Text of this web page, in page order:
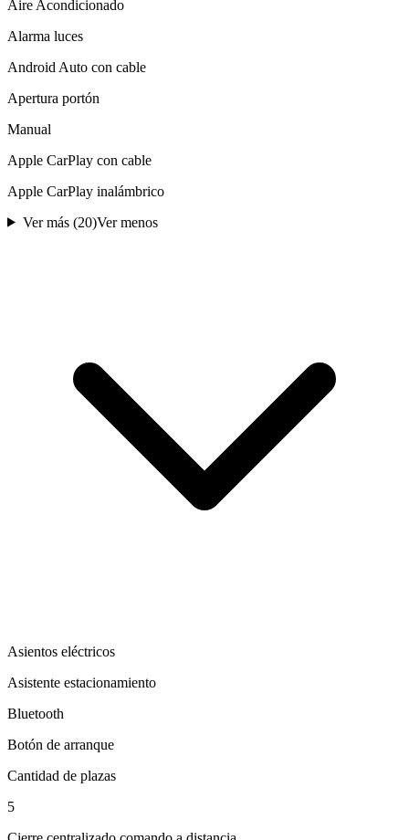
Aire Acondicionado
Alarma luces
Android Auto con cable
Apertura portón
Manual
Apple CarPlay con cable
Apple CarPlay inalámbrico
Ver más (20)Ver menos
Asientos eléctricos
Asistente estacionamiento
Bluetooth
Botón de arranque
Cantidad de plazas
5